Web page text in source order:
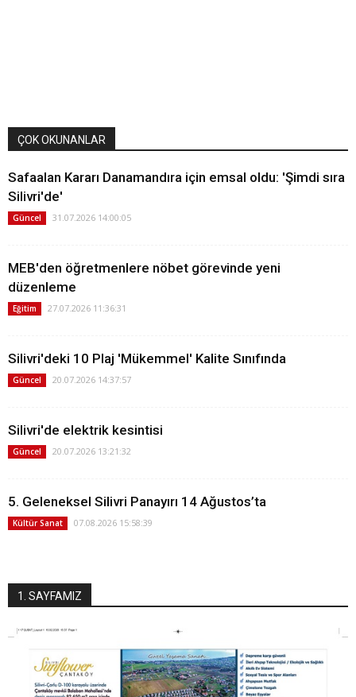
ÇOK OKUNANLAR
Safaalan Kararı Danamandıra için emsal oldu: 'Şimdi sıra
Silivri'de'
Güncel 31.07.2026 14:00:05
MEB'den öğretmenlere nöbet görevinde yeni
düzenleme
Eğitim 27.07.2026 11:36:31
Silivri'deki 10 Plaj 'Mükemmel' Kalite Sınıfında
Güncel 20.07.2026 14:37:57
Silivri'de elektrik kesintisi
Güncel 20.07.2026 13:21:32
5. Geleneksel Silivri Panayırı 14 Ağustos’ta
Kültür Sanat 07.08.2026 15:58:39
1. SAYFAMIZ